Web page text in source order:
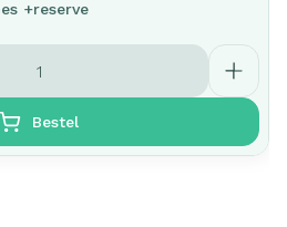
+reserve
Bestel